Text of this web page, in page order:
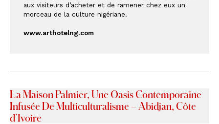
aux visiteurs d’acheter et de ramener chez eux un
morceau de la culture nigériane.
www.arthotelng.com
La Maison Palmier, Une Oasis Contemporaine
Infusée De Multiculturalisme – Abidjan, Côte
d’Ivoire